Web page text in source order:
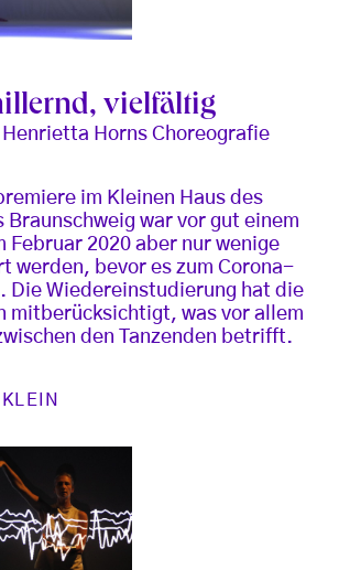
vielfältig
Henrietta Horns Choreografie
im Kleinen Haus des
war vor gut einem
Februar 2020 aber nur wenige
werden, bevor es zum Corona-
Die Wiedereinstudierung hat die
mitberücksichtigt, was vor allem
den Tanzenden betrifft.